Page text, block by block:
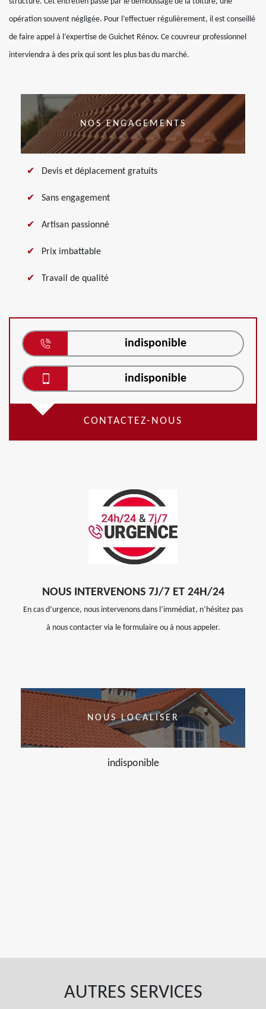
opération souvent négligée. Pour l’effectuer régulièrement, il est conseillé
de faire appel à l’expertise de Guichet Rénov. Ce couvreur professionnel
interviendra à des prix qui sont les plus bas du marché.
NOS ENGAGEMENTS
Devis et déplacement gratuits
Sans engagement
Artisan passionné
Prix imbattable
Travail de qualité
indisponible
indisponible
CONTACTEZ-NOUS
NOUS INTERVENONS 7J/7 ET 24H/24
En cas d’urgence, nous intervenons dans l’immédiat, n’hésitez pas
à nous contacter via le formulaire ou à nous appeler.
NOUS LOCALISER
indisponible
AUTRES SERVICES